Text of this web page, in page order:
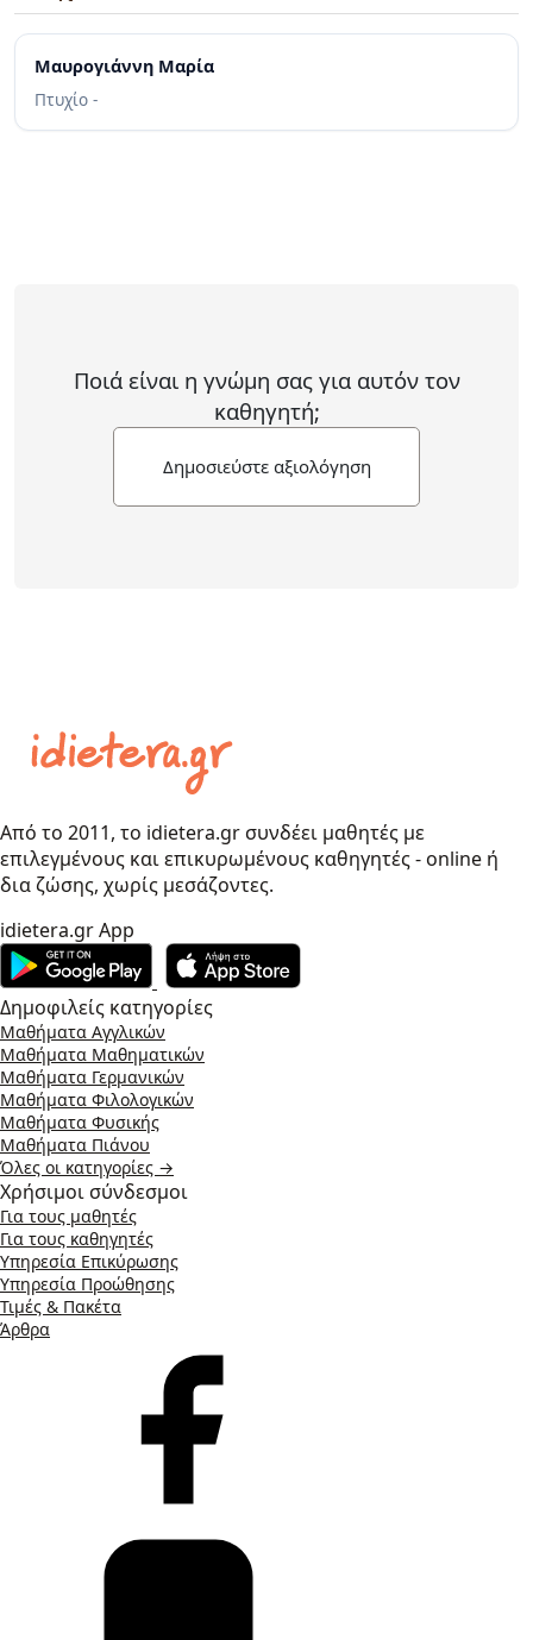
Μαυρογιάννη Μαρία
Πτυχίο -
Ποιά είναι η γνώμη σας για αυτόν τον
καθηγητή;
Δημοσιεύστε αξιολόγηση
Από το 2011, το idietera.gr συνδέει μαθητές με
επιλεγμένους και επικυρωμένους καθηγητές - online ή
δια ζώσης, χωρίς μεσάζοντες.
idietera.gr App
Δημοφιλείς κατηγορίες
Μαθήματα Αγγλικών
Μαθήματα Μαθηματικών
Μαθήματα Γερμανικών
Μαθήματα Φιλολογικών
Μαθήματα Φυσικής
Μαθήματα Πιάνου
Όλες οι κατηγορίες →
Χρήσιμοι σύνδεσμοι
Για τους μαθητές
Για τους καθηγητές
Υπηρεσία Επικύρωσης
Υπηρεσία Προώθησης
Τιμές & Πακέτα
Άρθρα